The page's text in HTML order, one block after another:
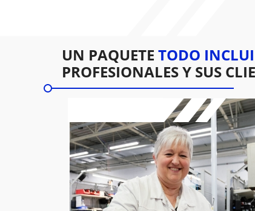
UN PAQUETE TODO
PROFESIONALES Y SUS